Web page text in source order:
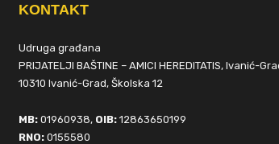
KONTAKT
Udruga građana
PRIJATELJI BAŠTINE – AMICI HEREDITATIS, Ivanić-
10310 Ivanić-Grad, Školska 12
MB: 01960938, OIB: 12863650199
RNO: 0155580